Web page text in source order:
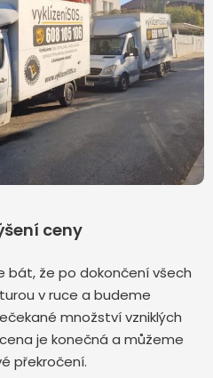
ceny
bát, že po dokončení všech
v ruce a budeme
množství vzniklých
je konečná a můžeme
překročení.